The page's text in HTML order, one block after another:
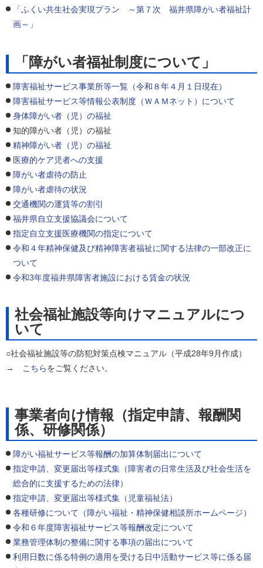
「ふくい共生社会実現プラン ～第７次 福井県障がい者福祉計
画～」
「障がい者福祉制度について」
障害福祉サービス事業所等一覧（令和８年４月１日現在）
障害福祉サービス等情報公表制度（ＷＡＭネット）について
身体障がい者（児）の福祉
知的障がい者（児）の福祉
精神障がい者（児）の福祉
医療的ケア児者への支援
障がい者虐待の防止
障がい者虐待の状況
交通機関の運賃等の割引
福井県自立支援協議会について
指定自立支援医療機関の指定について
令和４年精神保健及び精神障害者福祉に関する法律の一部改正に
ついて
令和3年度福井県障害者施設における賃金の状況
社会福祉施設等向けマニュアルにつ
いて
○社会福祉施設等の防犯対策点検マニュアル（平成28年9月作成）
→ こちらをご覧ください。
事業者向け情報（指定申請、報酬関
係、研修関係）
障がい福祉サービス等報酬の加算体制届出について
指定申請、変更届出等様式集（障害者の日常生活及び社会生活を
総合的に支援するための法律）
指定申請、変更届出等様式集（児童福祉法）
各種研修について（障がい福祉・精神保健相談所ホームページ）
令和６年度障害福祉サービス等報酬改定について
業務管理体制の整備に関する事項の届出について
利用日数に係る特例の適用を受ける日中活動サービス等に係る届